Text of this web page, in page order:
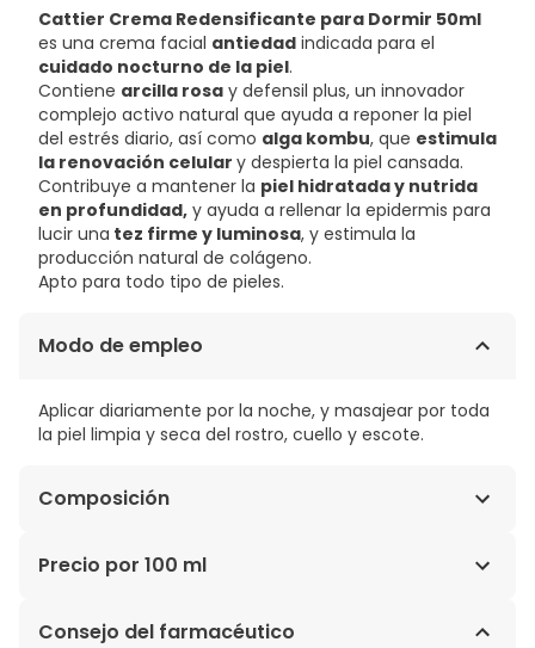
Cattier Crema Redensificante para Dormir 50ml
es una crema facial antiedad indicada para el
cuidado nocturno de la piel.
Contiene arcilla rosa y defensil plus, un innovador
complejo activo natural que ayuda a reponer la piel
del estrés diario, así como alga kombu, que estimula
la renovación celular y despierta la piel cansada.
Contribuye a mantener la piel hidratada y nutrida
en profundidad, y ayuda a rellenar la epidermis para
lucir una tez firme y luminosa, y estimula la
producción natural de colágeno.
Apto para todo tipo de pieles.
Modo de empleo
Aplicar diariamente por la noche, y masajear por toda
la piel limpia y seca del rostro, cuello y escote.
Composición
PRUNUS CERASUS FRUIT WATER*, SQUALANE, GLYCERIN,
BUTTER*, POLYGLYCERYL-3 DICITRATE/STEARATE, OLEYL
Precio por 100 ml
68,42€ / 100 ml
Consejo del farmacéutico